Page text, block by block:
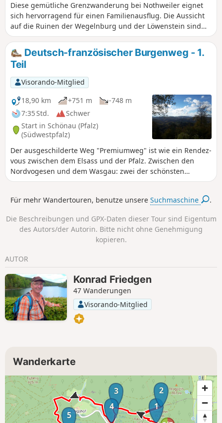
Diese gemütliche Grenzwanderung bei Nothweiler eignet
sich hervorragend für einen Familienausflug. Die Aussicht
auf die Ruinen der Wegelnburg und der Löwenstein sind
die Belohnung für den Aufstieg auf der Strecke. Auf der
deutschen Seite führt der Weg den Wanderer zur
Eisenerzgrube Nothweiler. Nothweiler ist ein romantisches
Dorf mit vielen Fachwerkhäusern.
Deutsch-französischer Burgenweg - 1.
Teil
Visorando-Mitglied
18,90 km
+751 m
-748 m
7:35 Std.
Schwer
Start in Schönau (Pfalz)
(Südwestpfalz)
Der ausgeschilderte Weg "Premiumweg" ist wie ein Rendez-
vous zwischen dem Elsass und der Pfalz. Zwischen den
Nordvogesen und dem Wasgau: zwei der schönsten
Naturplätze Europas aufgrund der Landschaften aus
zum Himmel ragen, aber auch bemerkenswerte
zwei Schleifen unterteilt. Hier ist der erste, 20 km lange Teil.
Für mehr Wandertouren, benutze unsereSuchmaschine .
Die Beschreibungen und GPX-Daten dieser Tour sind Eigentum
des Autors/der Autorin. Bitte nicht ohne Genehmigung
kopieren.
AUTOR
Konrad Friedgen
47 Wanderungen
Visorando-Mitglied
Wanderkarte
1
2
3
4
5